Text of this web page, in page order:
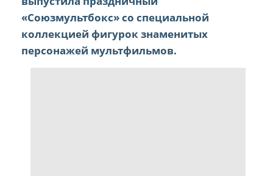
«Союзмультбокс» со специальной
коллекцией фигурок знаменитых
персонажей мультфильмов.